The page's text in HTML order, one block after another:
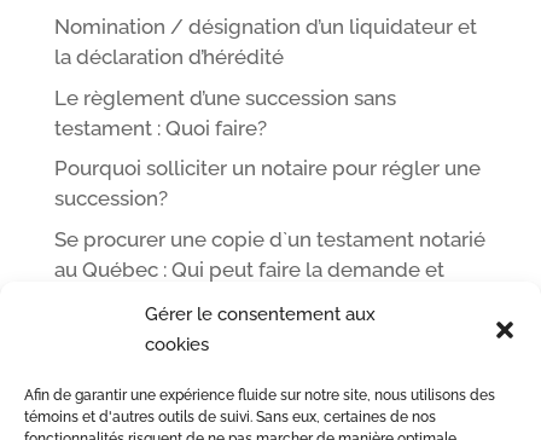
Gérer le consentement aux
cookies
Afin de garantir une expérience fluide sur notre site, nous utilisons des
témoins et d'autres outils de suivi. Sans eux, certaines de nos
Nomination / désignation d’un liquidateur et
la déclaration d’hérédité
Le règlement d’une succession sans
testament : Quoi faire?
Pourquoi solliciter un notaire pour régler une
succession?
Se procurer une copie d`un testament notarié
au Québec : Qui peut faire la demande et
ACCUEIL
L’ÉQUIPE DE ME LEOPOLD LINCÀ NOTAIRE